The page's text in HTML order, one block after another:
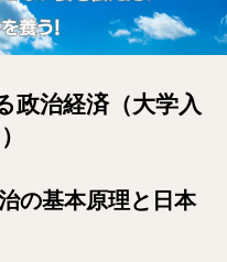
政治経済（大学入
基本原理と日本